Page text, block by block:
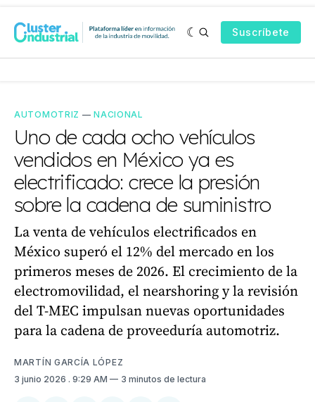
Suscríbete
AUTOMOTRIZ —NACIONAL
Uno de cada ocho vehículos
vendidos en México ya es
electrificado: crece la presión
sobre la cadena de suministro
La venta de vehículos electrificados en
México superó el 12% del mercado en los
primeros meses de 2026. El crecimiento de la
electromovilidad, el nearshoring y la revisión
del T-MEC impulsan nuevas oportunidades
para la cadena de proveeduría automotriz.
MARTÍN GARCÍA LÓPEZ
3 junio 2026 . 9:29 AM 3 minutos de lectura